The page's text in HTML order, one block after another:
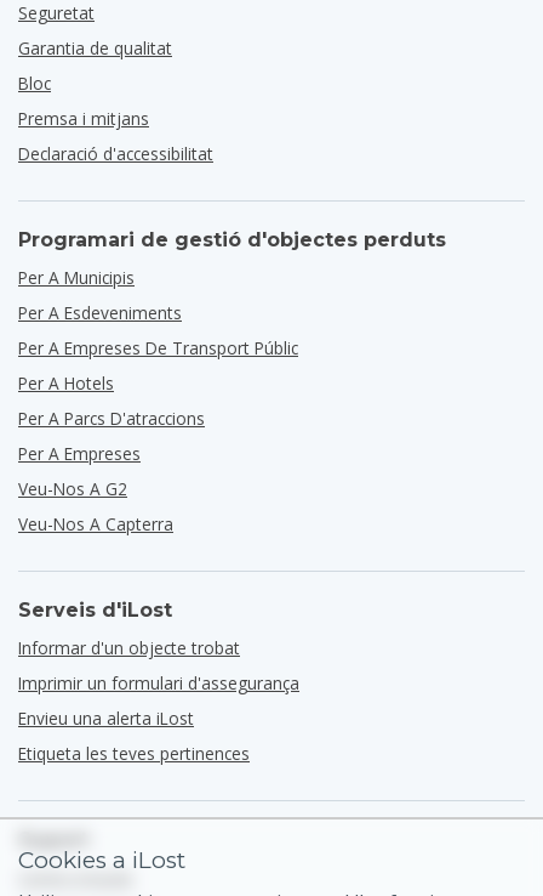
Seguretat
Garantia de qualitat
Bloc
Premsa i mitjans
Declaració d'accessibilitat
Programari de gestió d'objectes perduts
Per A Municipis
Per A Esdeveniments
Per A Empreses De Transport Públic
Per A Hotels
Per A Parcs D'atraccions
Per A Empreses
Veu-Nos A G2
Veu-Nos A Capterra
Serveis d'iLost
Informar d'un objecte trobat
Imprimir un formulari d'assegurança
Envieu una alerta iLost
Etiqueta les teves pertinences
Cookies a iLost